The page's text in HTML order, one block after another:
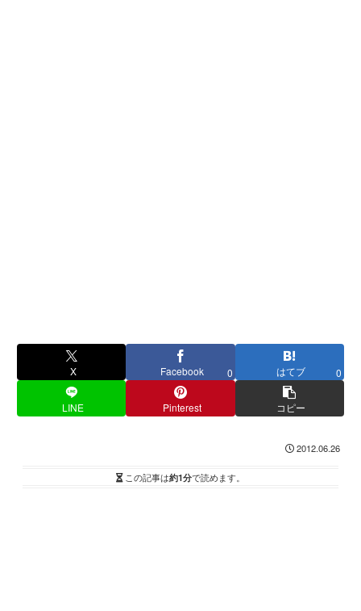
X Facebook 0 はてブ 0
LINE Pinterest コピー
2012.06.26
この記事は約1分で読めます。